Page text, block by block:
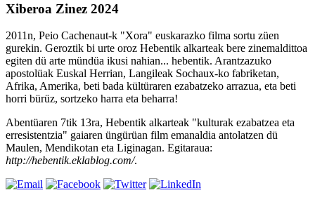
Xiberoa Zinez 2024
2011n, Peio Cachenaut-k "Xora" euskarazko filma sortu züen
gurekin. Geroztik bi urte oroz Hebentik alkarteak bere zinemaldittoa
egiten dü arte mündüa ikusi nahian... hebentik. Arantzazuko
apostolüak Euskal Herrian, Langileak Sochaux-ko fabriketan,
Afrika, Amerika, beti bada kültüraren ezabatzeko arrazua, eta beti
horri bürüz, sortzeko harra eta beharra!
Abentüaren 7tik 13ra, Hebentik alkarteak "kulturak ezabatzea eta
erresistentzia" gaiaren üngürüan film emanaldia antolatzen dü
Maulen, Mendikotan eta Liginagan. Egitaraua:
http://hebentik.eklablog.com/.